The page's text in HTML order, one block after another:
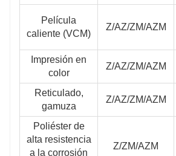
Película
caliente (VCM)
Z/AZ/ZM/AZM
Impresión en
color
Z/AZ/ZM/AZM
Reticulado,
gamuza
Z/AZ/ZM/AZM
Poliéster de
alta resistencia
a la corrosión
Z/ZM/AZM